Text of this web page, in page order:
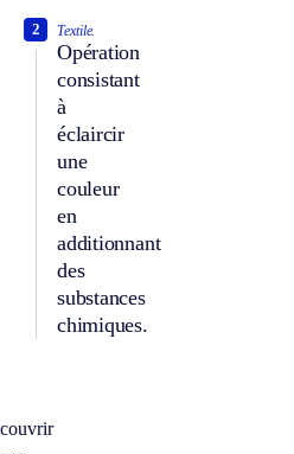
Textile.
Opération
consistant
à
éclaircir
une
couleur
en
additionnant
des
substances
chimiques.
2